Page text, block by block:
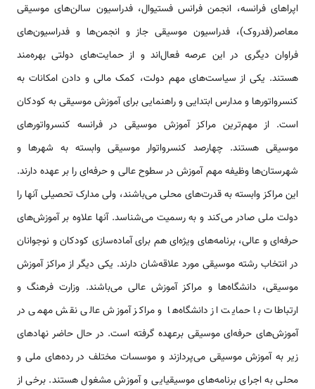
اپراهای فرانسه، انجمن فرانس فستیوال، فدراسیون سالن‌های موسیقی
معاصر(فدروک)، فدراسیون موسیقی جاز و انجمن‌ها و فدراسیون‌های
فراوان دیگری در این عرصه فعال‌اند و از حمایت‌های دولتی بهره‌مند
هستند. یکی از سیاست‌های مهم دولت، کمک مالی و دادن امکانات به
کنسرواتورها و مدارس ابتدایی و راهنمایی برای آموزش موسیقی به کودکان
است. از مهم‌ترین مراکز آموزش موسیقی در فرانسه کنسرواتورهای
موسیقی هستند. چهارصد کنسرواتوار موسیقی وابسته به شهرها و
شهرستان‌ها وظیفه مهم آموزش در سطوح عالی و حرفه‌ای را بر عهده دارند.
این مراکز وابسته به قدرت‌های محلی می‌باشند، ولی مدارک تحصیلی آنها را
دولت ملی صادر می‌کند و به رسمیت می‌شناسد. آنها علاوه بر آموزش‌های
حرفه‌ای و عالی، برنامه‌های ویژه‌ای هم برای آماده‌سازی کودکان و نوجوانان
در انتخاب رشته موسیقی مورد علاقه‌شان دارند. یکی دیگر از مراکز آموزش
موسیقی، دانشگاه‌ها و مراکز آموزش عالی می‌باشند. وزارت فرهنگ و
ارتباطات با حمایت از دانشگاه‌ها و مراکز آموزش عالی نقش مهمی در
آموزش‌های حرفه‌ای موسیقی برعهده گرفته است. در حال حاضر نهادهای
زیر به آموزش موسیقی می‌پردازند و موسسات مختلف در رده‌های ملی و
محلی به اجرای برنامه‌های موسیقیایی و آموزش مشغول هستند. برخی از